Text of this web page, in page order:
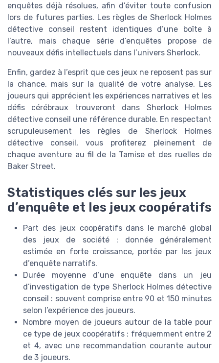
enquêtes déjà résolues, afin d’éviter toute confusion
lors de futures parties. Les règles de Sherlock Holmes
détective conseil restent identiques d’une boîte à
l’autre, mais chaque série d’enquêtes propose de
nouveaux défis intellectuels dans l’univers Sherlock.
Enfin, gardez à l’esprit que ces jeux ne reposent pas sur
la chance, mais sur la qualité de votre analyse. Les
joueurs qui apprécient les expériences narratives et les
défis cérébraux trouveront dans Sherlock Holmes
détective conseil une référence durable. En respectant
scrupuleusement les règles de Sherlock Holmes
détective conseil, vous profiterez pleinement de
chaque aventure au fil de la Tamise et des ruelles de
Baker Street.
Statistiques clés sur les jeux
d’enquête et les jeux coopératifs
Part des jeux coopératifs dans le marché global
des jeux de société : donnée généralement
estimée en forte croissance, portée par les jeux
d’enquête narratifs.
Durée moyenne d’une enquête dans un jeu
d’investigation de type Sherlock Holmes détective
conseil : souvent comprise entre 90 et 150 minutes
selon l’expérience des joueurs.
Nombre moyen de joueurs autour de la table pour
ce type de jeux coopératifs : fréquemment entre 2
et 4, avec une recommandation courante autour
de 3 joueurs.